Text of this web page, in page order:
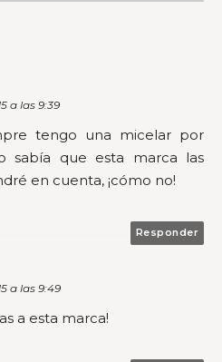
a las 9:39
tengo una micelar por
sabía que esta marca las
en cuenta, ¡cómo no!
Responder
a las 9:49
a esta marca!